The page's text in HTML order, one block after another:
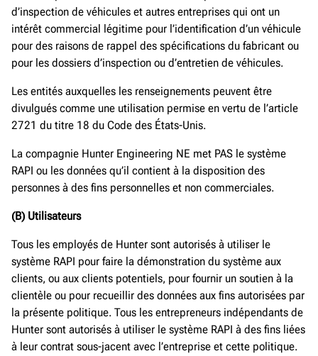
d’inspection de véhicules et autres entreprises qui ont un
intérêt commercial légitime pour l’identification d’un véhicule
pour des raisons de rappel des spécifications du fabricant ou
pour les dossiers d’inspection ou d’entretien de véhicules.
Les entités auxquelles les renseignements peuvent être
divulgués comme une utilisation permise en vertu de l’article
2721 du titre 18 du Code des États-Unis.
La compagnie Hunter Engineering NE met PAS le système
RAPI ou les données qu’il contient à la disposition des
personnes à des fins personnelles et non commerciales.
(B) Utilisateurs
Tous les employés de Hunter sont autorisés à utiliser le
système RAPI pour faire la démonstration du système aux
clients, ou aux clients potentiels, pour fournir un soutien à la
clientèle ou pour recueillir des données aux fins autorisées par
la présente politique. Tous les entrepreneurs indépendants de
Hunter sont autorisés à utiliser le système RAPI à des fins liées
à leur contrat sous-jacent avec l’entreprise et cette politique.